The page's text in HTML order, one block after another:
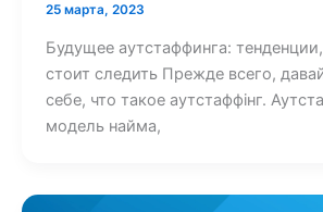
25 марта, 2023
Будущее аутстаффинга:
стоит следить Прежде всего,
себе, что такое аутстаффінг.
модель найма,